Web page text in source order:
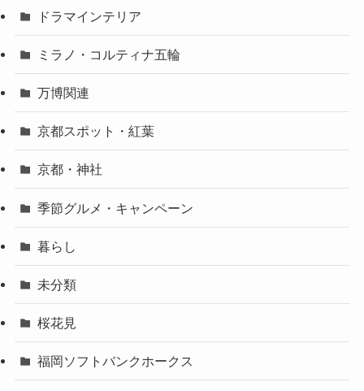
ドラマインテリア
ミラノ・コルティナ五輪
万博関連
京都スポット・紅葉
京都・神社
季節グルメ・キャンペーン
暮らし
未分類
桜花見
福岡ソフトバンクホークス